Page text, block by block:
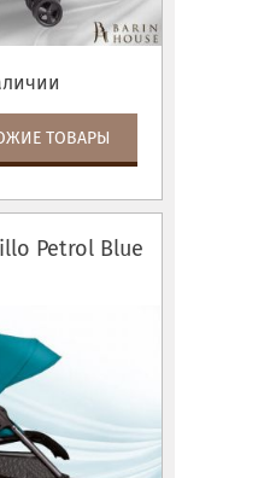
ТОВАРЫ
Petrol Blue